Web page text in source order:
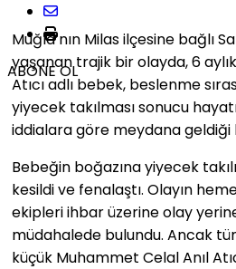
ABONE OL
Muğla’nın Milas ilçesine bağlı
yaşanan trajik bir olayda, 6
Atıcı adlı bebek, beslenme
yiyecek takılması sonucu
iddialara göre meydana geldiği
Bebeğin boğazına yiyecek
kesildi ve fenalaştı. Olayın
ekipleri ihbar üzerine olay
müdahalede bulundu. Ancak
küçük Muhammet Celal Anıl